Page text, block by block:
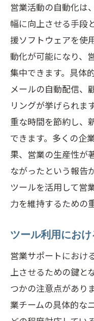
営業活動の自動化は
幅に向上させる手段
援ソフトウェアを使
動化が可能になり、
集中できます。具体
メールの自動配信、
リングが挙げられま
重な時間を節約し、
できます。多くの企
果、営業の生産性が
ながったという報告
ツールを活用して営
力を維持するための
ツール利用にお
営業サポートにおけ
上させるための鍵と
つかの注意点があり
業チームの具体的な